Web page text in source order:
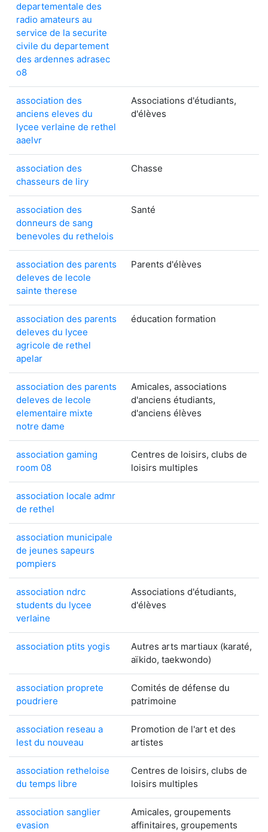
departementale des
radio amateurs au
service de la securite
civile du departement
des ardennes adrasec
o8
association des
anciens eleves du
lycee verlaine de rethel
aaelvr
Associations d'étudiants,
d'élèves
association des
chasseurs de liry
Chasse
association des
donneurs de sang
benevoles du rethelois
Santé
association des parents
deleves de lecole
sainte therese
Parents d'élèves
association des parents
deleves du lycee
agricole de rethel
apelar
éducation formation
association des parents
deleves de lecole
elementaire mixte
notre dame
Amicales, associations
d'anciens étudiants,
d'anciens élèves
association gaming
room 08
Centres de loisirs, clubs de
loisirs multiples
association locale admr
de rethel
association municipale
de jeunes sapeurs
pompiers
association ndrc
students du lycee
verlaine
Associations d'étudiants,
d'élèves
association ptits yogis
Autres arts martiaux (karaté,
aïkido, taekwondo)
association proprete
poudriere
Comités de défense du
patrimoine
association reseau a
lest du nouveau
Promotion de l'art et des
artistes
association retheloise
du temps libre
Centres de loisirs, clubs de
loisirs multiples
association sanglier
evasion
Amicales, groupements
affinitaires, groupements